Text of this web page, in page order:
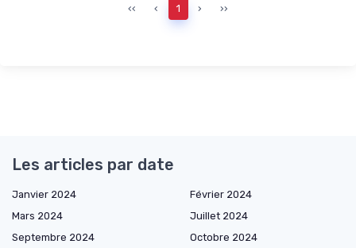
‹‹ ‹ 1 › ››
Les articles par date
Janvier 2024
Février 2024
Mars 2024
Juillet 2024
Septembre 2024
Octobre 2024